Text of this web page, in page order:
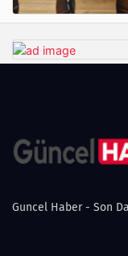
Guncel Haber - Son